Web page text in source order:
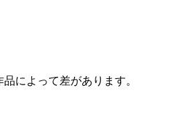
によって差があります。